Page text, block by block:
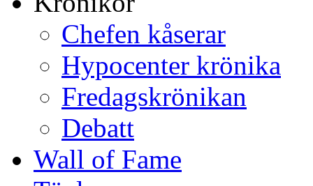
Chefen kåserar
Hypocenter krönika
Fredagskrönikan
Debatt
Wall of Fame